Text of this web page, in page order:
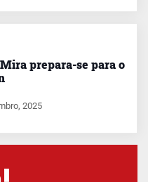
prepara-se para o
2025